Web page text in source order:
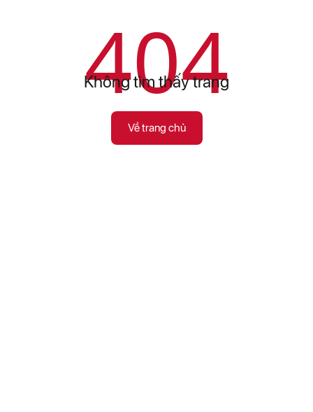
404
Không tìm thấy trang
Về trang chủ